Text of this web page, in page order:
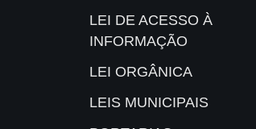
LEI DE ACESSO À
INFORMAÇÃO
LEI ORGÂNICA
LEIS MUNICIPAIS